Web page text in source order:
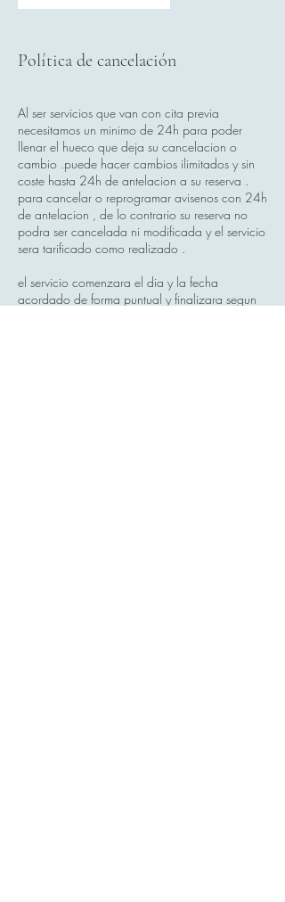
Política de cancelación
Al ser servicios que van con cita previa
necesitamos un minimo de 24h para poder
llenar el hueco que deja su cancelacion o
cambio .puede hacer cambios ilimitados y sin
coste hasta 24h de antelacion a su reserva .
para cancelar o reprogramar avisenos con 24h
de antelacion , de lo contrario su reserva no
podra ser cancelada ni modificada y el servicio
sera tarificado como realizado .
el servicio comenzara el dia y la fecha
acordado de forma puntual y finalizara segun